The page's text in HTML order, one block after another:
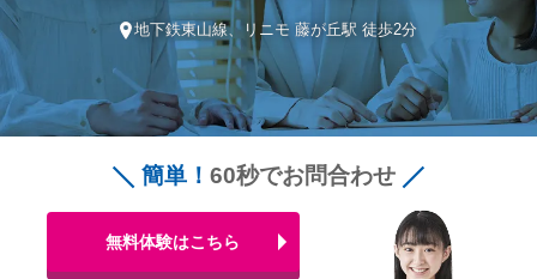
地下鉄東山線、リニモ 藤が丘駅 徒歩2分
簡単！ 60秒でお問合わせ
無料体験はこちら